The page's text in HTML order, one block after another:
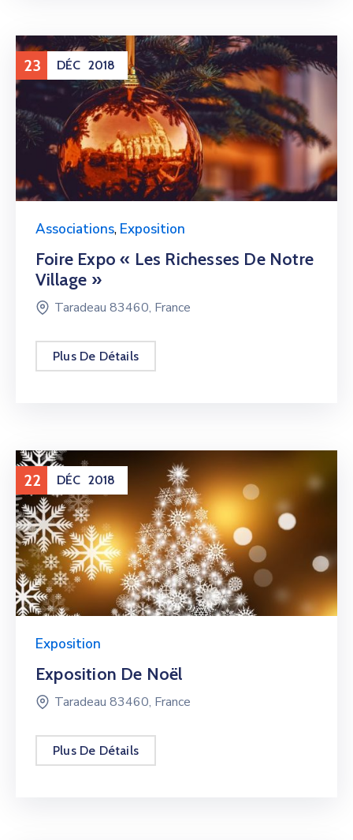
23 DÉC 2018
Associations, Exposition
Foire Expo « Les Richesses De Notre
Village »
Taradeau 83460, France
Plus De Détails
22 DÉC 2018
Exposition
Exposition De Noël
Taradeau 83460, France
Plus De Détails